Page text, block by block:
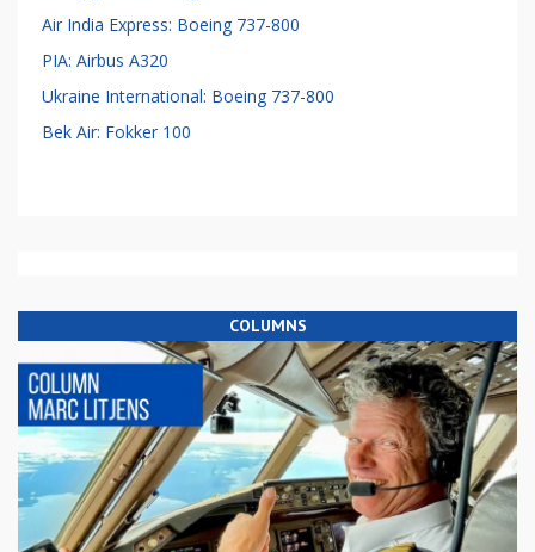
Air India Express: Boeing 737-800
PIA: Airbus A320
Ukraine International: Boeing 737-800
Bek Air: Fokker 100
COLUMNS